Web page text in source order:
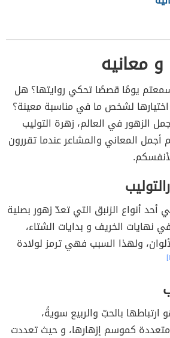
و معانيه
يومًا قصصًا تحكي روايتها؟ هل
لشخص ما في مناسبة معينة؟
الزهور في العالم، زهرة التوليب
أجمل المعاني والمشاعر عندما تقررون
أحد أنواع الزنبق التي تعدّ زهور بصلية
نهايات الخريف و بدايات الشتاء،
ولهذا السبب فهي ترمز لولادة
ارتباطها بالحبّ والربيع سويةً،
متعددة كموسم إزهارها، و حيث تعددت